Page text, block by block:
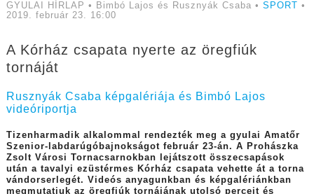
GYULAI HÍRLAP • Bimbó Lajos és Rusznyák Csaba • SPORT
•
2019. február 23. 16:00
A Kórház csapata nyerte az öregfiúk
tornáját
Rusznyák Csaba képgalériája és Bimbó Lajos
videóriportja
Tizenharmadik alkalommal rendezték meg a gyulai Amatőr
Szenior-labdarúgóbajnokságot február 23-án. A Prohászka
Zsolt Városi Tornacsarnokban lejátszott összecsapások
után a tavalyi ezüstérmes Kórház csapata vehette át a torna
vándorserlegét. Videós anyagunkban és képgalériánkban
megmutatjuk az öregfiúk tornájának utolsó perceit és